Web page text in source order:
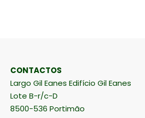
CONTACTOS
Largo Gil Eanes Edifício Gil Eanes
Lote B-r/c-D
8500-536 Portimão